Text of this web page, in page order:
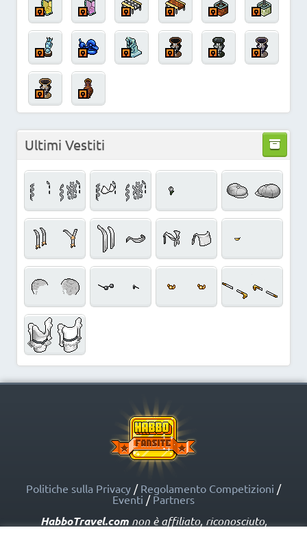
Ultimi Vestiti
Politiche sulla Privacy / Regolamento Competizioni /
Eventi / Partners
HabboTravel.comnon è affiliato, riconosciuto,